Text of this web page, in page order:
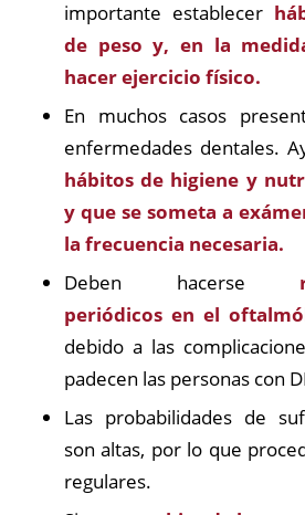
importante establecer
de peso y, en la
hacer ejercicio físico.
En muchos casos
enfermedades dentales.
hábitos de higiene y
y que se someta a
la frecuencia necesaria.
Deben hacerse
periódicos en el
debido a las
padecen las personas con
Las probabilidades de
son altas, por lo que
regulares.